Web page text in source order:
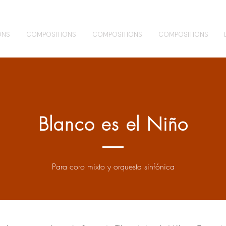
COMPOSITIONS COMPOSITIONS COMPOSITIONS
Blanco es el Niño
Para coro mixto y orquesta sinfónica